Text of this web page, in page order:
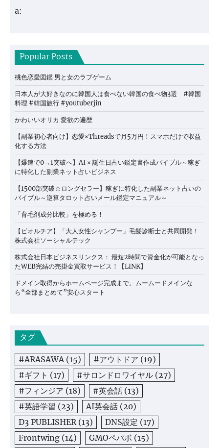
a:
Popular Posts
桃色恋愛図鑑 男と女のラブゲーム
日本人が大好きなのに韓国人は食べない韓国の食べ物3選 #韓国
料理 #韓国旅行 #youtuberjin
かわいいオリカ 愛欲の遍歴
【副業初心者向け】恋愛×Threadsで月5万円！スマホだけで収益
化する方法
【爆速で0→1突破へ】AI × 誕生日占い鑑定書作成バイブル～稼ぎ
に特化した副業ネット占いビジネス
【1500部突破☆ロングセラー】稼ぎに特化した副業ネット占いの
バイブル～逆算タロット占いメール鑑定マニュアル～
「育毛剤成分比較」を極める！
【ビオルチア】「大人女性シャンプー」毛髪診断士と共同開発！
株式会社ソーシャルテック
株式会社日本ビジネスリンクス： 最短2時間で資金化が可能となっ
たWEB完結の売掛金買取サービス！【LINK】
ドメイン取得からホームページ完成まで。ムームードメインな
ら“全部まとめて”安心スタート
タグ
#ARASAWA(15) #アウトドア (19)
#ギフト (17) #サロンドロワイヤル (27)
#フィンジア (18) #英会話 (13)
#英語学習 (23) AI英会話 (20)
D3 PUBLISHER(13) DNS設定 (17)
Frontwing (14) GMOペパボ (15)